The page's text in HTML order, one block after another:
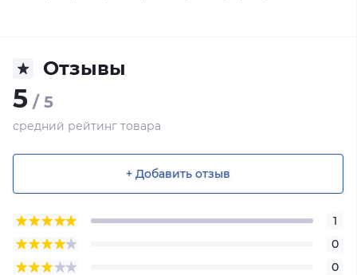
Отзывы
5 / 5
средний рейтинг товара
+ Добавить отзыв
1
0
0